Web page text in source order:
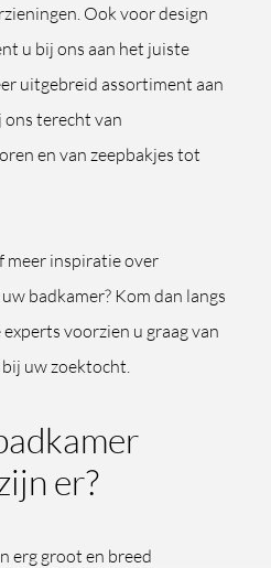
Ook voor design
u bij ons aan het juiste
uitgebreid assortiment aan
ons terecht van
en van zeepbakjes tot
meer inspiratie over
badkamer? Kom dan langs
voorzien u graag van
bij uw zoektocht.
er?
erg groot en breed